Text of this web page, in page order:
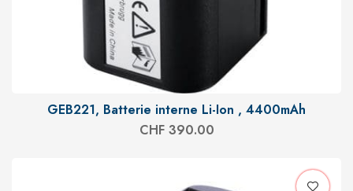
GEB221, Batterie interne Li-Ion , 4400mAh
CHF390.00